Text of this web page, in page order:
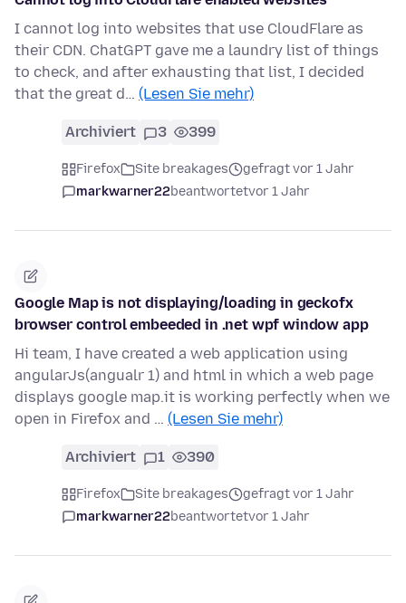
I cannot log into websites that use CloudFlare as
their CDN. ChatGPT gave me a laundry list of things
to check, and after exhausting that list, I decided
that the great d… (Lesen Sie mehr)
Archiviert 3 399
Firefox Site breakages
gefragt vor 1 Jahr
markwarner22beantwortetvor 1 Jahr
Google Map is not displaying/loading in geckofx
browser control embeeded in .net wpf window app
Hi team, I have created a web application using
angularJs(angualr 1) and html in which a web page
displays google map.it is working perfectly when we
open in Firefox and … (Lesen Sie mehr)
Archiviert 1 390
Firefox Site breakages
gefragt vor 1 Jahr
markwarner22beantwortetvor 1 Jahr